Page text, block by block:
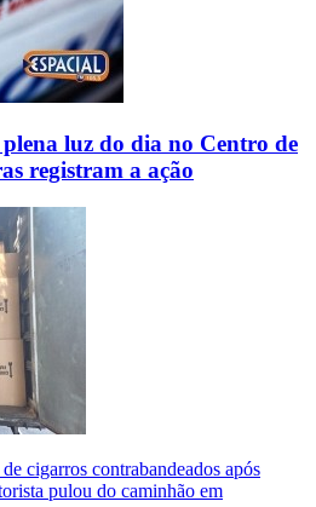
luz do dia no Centro de
registram a ação
cigarros contrabandeados após
pulou do caminhão em